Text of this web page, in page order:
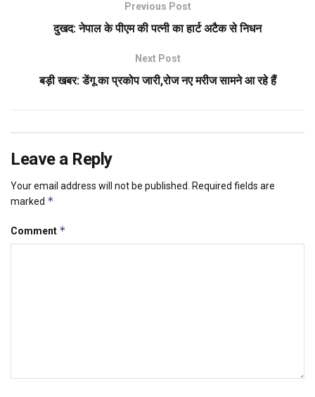
Previous Post
दुखद: नेपाल के पीएम की पत्नी का हार्ट अटैक से निधन
Next Post
बड़ी खबर: डेंगू का प्रकोप जारी,रोज नए मरीज सामने आ रहे हैं
Leave a Reply
Your email address will not be published.
Required fields are
marked *
Comment *